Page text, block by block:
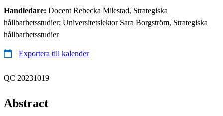
Handledare: Docent Rebecka Milestad, Strategiska
hållbarhetsstudier; Universitetslektor Sara Borgström, Strategiska
hållbarhetsstudier
Exportera till kalender
QC 20231019
Abstract